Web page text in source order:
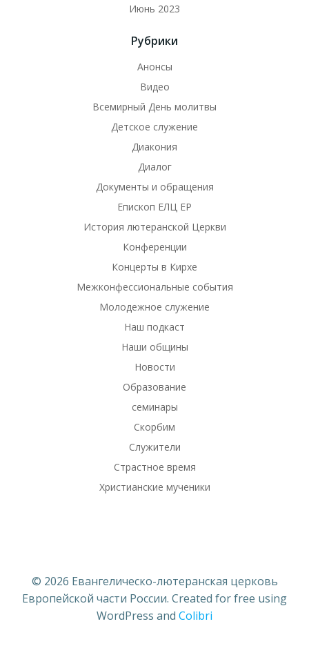
Июнь 2023
Рубрики
Анонсы
Видео
Всемирный День молитвы
Детское служение
Диакония
Диалог
Документы и обращения
Епископ ЕЛЦ ЕР
История лютеранской Церкви
Конференции
Концерты в Кирхе
Межконфессиональные события
Молодежное служение
Наш подкаст
Наши общины
Новости
Образование
семинары
Скорбим
Служители
Страстное время
Христианские мученики
© 2026 Евангелическо-лютеранская церковь
Европейской части России. Created for free using
WordPress and Colibri